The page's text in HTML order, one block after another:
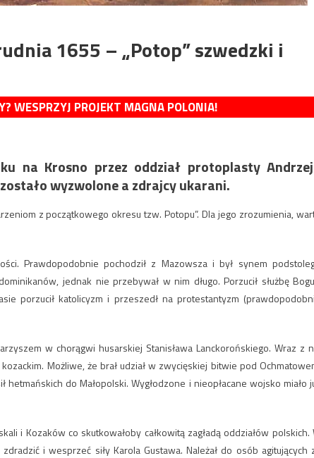
1655 – „Potop” szwedzki i
WESPRZYJ PROJEKT MAGNA POLONIA!
na Krosno przez oddział protoplasty
wyzwolone a zdrajcy ukarani.
z początkowego okresu tzw. Potopu”. Dla jego zrozumienia,
Prawdopodobnie pochodził z Mazowsza i był synem
jednak nie przebywał w nim długo. Porzucił służbę
porzucił katolicyzm i przeszedł na protestantyzm
w chorągwi husarskiej Stanisława Lanckorońskiego. Wraz z
Możliwe, że brał udział w zwycięskiej bitwie pod
do Małopolski. Wygłodzone i nieopłacane wojsko miało
i Kozaków co skutkowałoby całkowitą zagładą oddziałów polskich.
i wesprzeć siły Karola Gustawa. Należał do osób agitujących